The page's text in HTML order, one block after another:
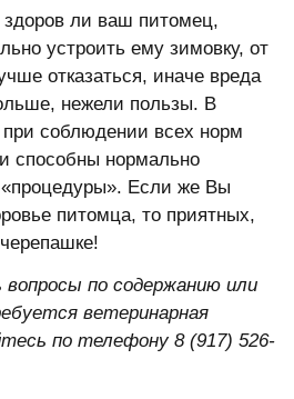
ли ваш питомец,
устроить ему зимовку, от
отказаться, иначе вреда
нежели пользы. В
соблюдении всех норм
способны нормально
«процедуры». Если же Вы
питомца, то приятных,
по содержанию или
ветеринарная
по телефону 8 (917) 526-